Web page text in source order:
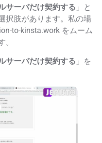
サーバだけ契約する 」と
択肢があります。私の場
to-kinsta.work をムーム
サーバだけ契約する 」を